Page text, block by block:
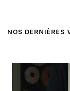
NOS DERNIÈRES